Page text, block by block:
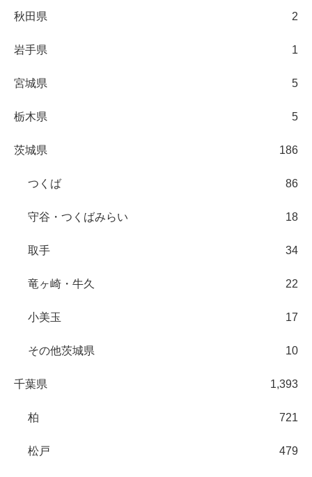
秋田県 2
岩手県 1
宮城県 5
栃木県 5
茨城県 186
つくば 86
守谷・つくばみらい 18
取手 34
竜ヶ崎・牛久 22
小美玉 17
その他茨城県 10
千葉県 1,393
柏 721
松戸 479